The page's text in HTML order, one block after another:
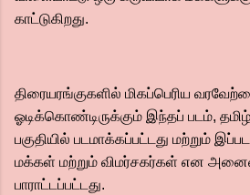
காட்டுகிறது.
திரையரங்குகளில் மிகப்பெரிய
ஓடிக்கொண்டிருக்கும் இந்தப் படம்,
பகுதியில் படமாக்கப்பட்டது மற்றும்
மக்கள் மற்றும் விமர்சகர்கள் என
பாராட்டப்பட்டது.